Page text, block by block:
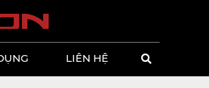
n
LIÊN HỆ